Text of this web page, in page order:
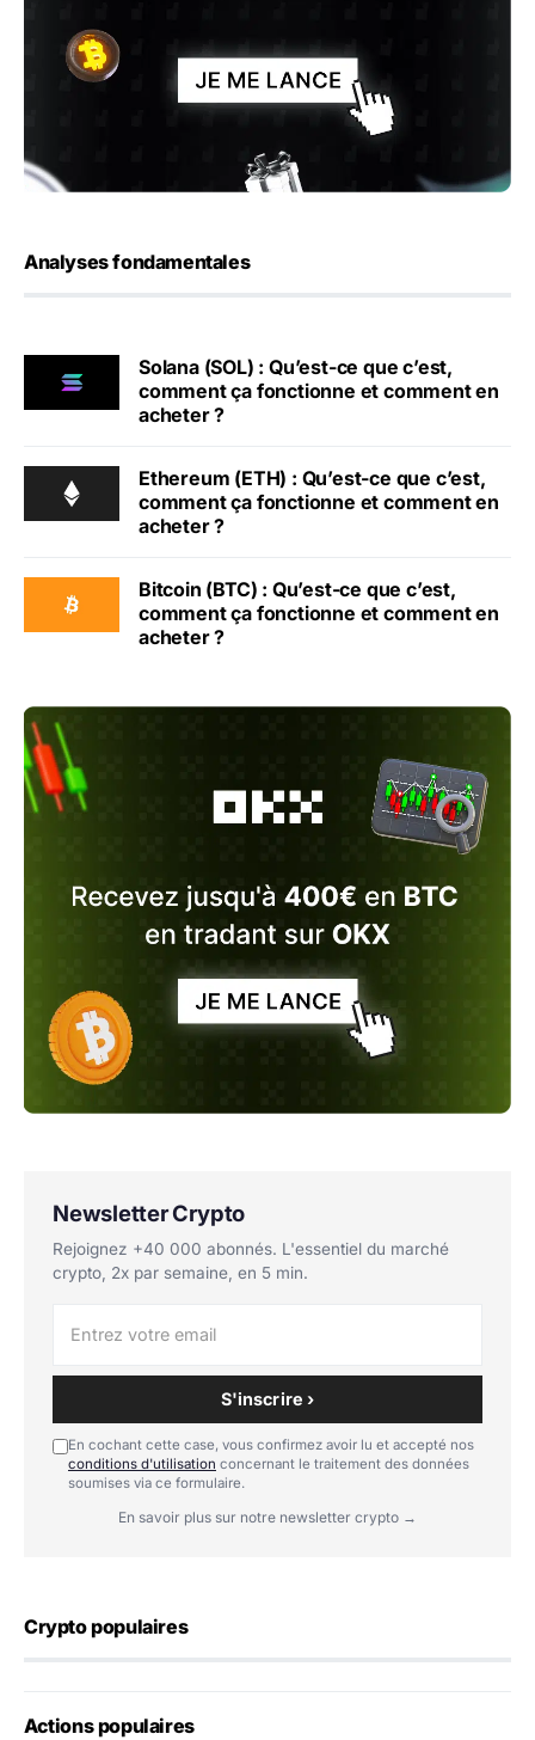
Analyses fondamentales
Solana (SOL) : Qu’est-ce que c’est,
comment ça fonctionne et comment en
acheter ?
Ethereum (ETH) : Qu’est-ce que c’est,
comment ça fonctionne et comment en
acheter ?
Bitcoin (BTC) : Qu’est-ce que c’est,
comment ça fonctionne et comment en
acheter ?
Newsletter Crypto
Rejoignez +40 000 abonnés. L'essentiel du marché
crypto, 2x par semaine, en 5 min.
S'inscrire ›
En cochant cette case, vous confirmez avoir lu et accepté nos
conditions d'utilisation concernant le traitement des données
soumises via ce formulaire.
En savoir plus sur notre newsletter crypto →
Crypto populaires
Actions populaires